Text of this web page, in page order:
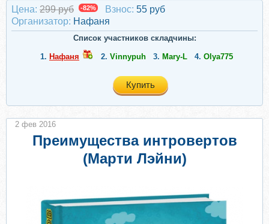
Цена: 299 руб -82% Взнос: 55 руб
Организатор: Нафаня
Список участников складчины:
1. Нафаня 2. Vinnypuh 3. Mary-L 4. Olya775
Купить
Преимущества интровертов
(Марти Лэйни)
2 фев 2016